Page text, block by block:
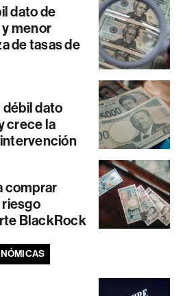
dato de
y menor
de tasas de
débil dato
crece la
comprar
riesgo
BlackRock